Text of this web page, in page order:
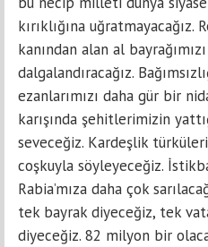
kırıklığına
kanından alan al
dalgalandıracağız.
ezanlarımızı daha gür bir
karışında şehitlerimizin
seveceğiz. Kardeşlik
coşkuyla söyleyeceğiz.
Rabia’mıza daha çok
tek bayrak diyeceğiz, tek
diyeceğiz. 82 milyon bir